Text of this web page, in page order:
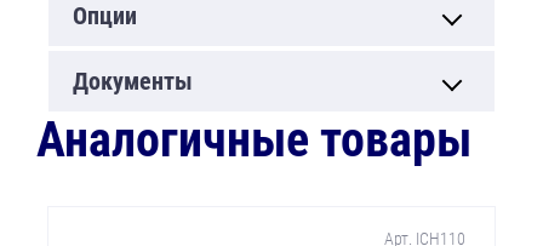
Опции
Документы
Аналогичные товары
Арт. ICH110